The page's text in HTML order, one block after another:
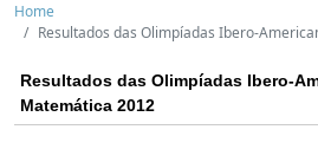
Home
Resultados das Olimpíadas Ibero-
Resultados das Olimpíadas Ibero-
Matemática 2012